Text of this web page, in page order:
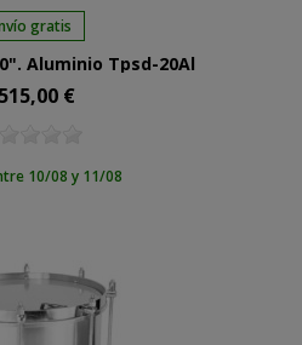
gratis
Aluminio Tpsd-20Al
515,00 €
10/08 y 11/08